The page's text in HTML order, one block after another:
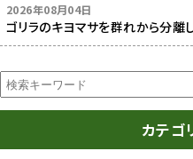
2026年08月04日
ゴリラのキヨマサを群れから分離
カテゴ